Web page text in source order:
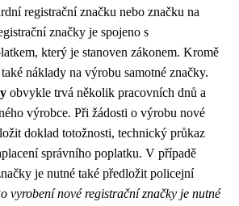
registrační značku nebo značku na
značky je spojeno s
který je stanoven zákonem. Kromě
náklady na výrobu samotné značky.
obvykle trvá několik pracovních dnů a
výrobce. Při žádosti o výrobu nové
doklad totožnosti, technický průkaz
správního poplatku. V případě
je nutné také předložit policejní
vyrobení nové registrační značky je nutné